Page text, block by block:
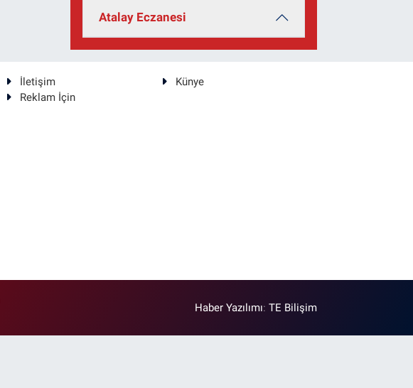
Atalay Eczanesi
İletişim
Künye
Reklam İçin
Haber Yazılımı:TE Bilişim